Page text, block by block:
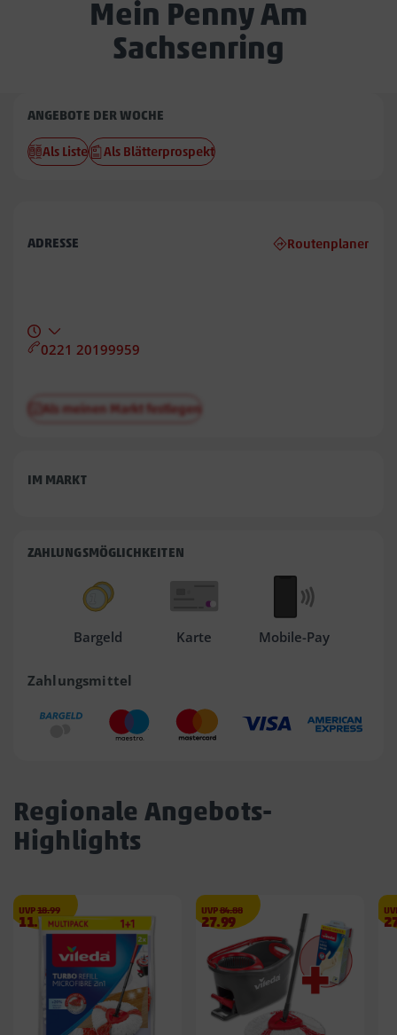
Mein Penny Am
Sachsenring
Penny
Am
Sachsenring
ANGEBOTE DER WOCHE
Als Liste Als Blätterprospekt
ADRESSE Routenplaner
0221 20199959
Als meinen Markt festlegen
IM MARKT
ZAHLUNGSMÖGLICHKEITEN
Bargeld Karte Mobile-Pay
Zahlungsmittel
Regionale Angebots-
Highlights
UVP18.99€
Angebotspreis
11.99
11.99
UVP84.88€
Angebotspreis
27.99
27.99